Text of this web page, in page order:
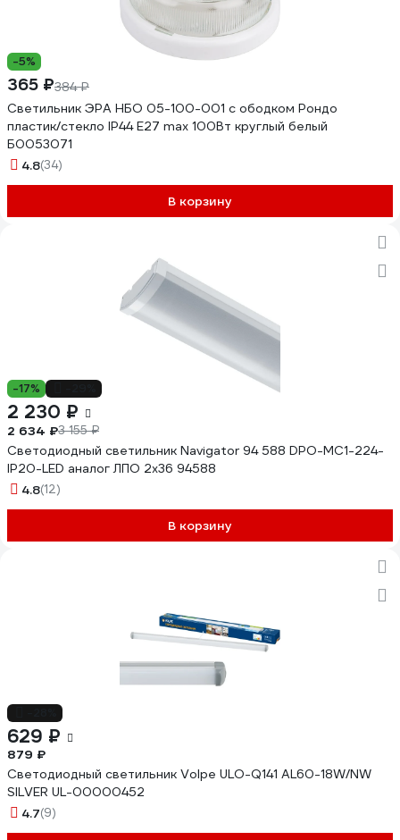
-5%
365 ₽384 ₽
Светильник ЭРА НБО 05-100-001 с ободком Рондо
пластик/стекло IP44 E27 max 100Вт круглый белый
Б0053071
4.8(34)
В корзину
-17%
2 230 ₽
2 634 ₽3 155 ₽
Светодиодный светильник Navigator 94 588 DPO-MC1-224-
IP20-LED аналог ЛПО 2х36 94588
4.8(12)
В корзину
629 ₽
879 ₽
Светодиодный светильник Volpe ULO-Q141 AL60-18W/NW
SILVER UL-00000452
4.7(9)